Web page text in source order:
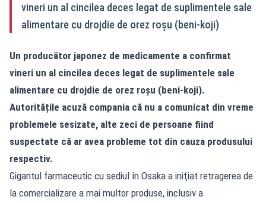
vineri un al cincilea deces legat de suplimentele sale
alimentare cu drojdie de orez roşu (beni-koji)
Un producător japonez de medicamente a confirmat
vineri un al cincilea deces legat de suplimentele sale
alimentare cu drojdie de orez roşu (beni-koji).
Autoritățile acuză compania că nu a comunicat din vreme
problemele sesizate, alte zeci de persoane fiind
suspectate că ar avea probleme tot din cauza produsului
respectiv.
Gigantul farmaceutic cu sediul în Osaka a iniţiat retragerea de
la comercializare a mai multor produse, inclusiv a